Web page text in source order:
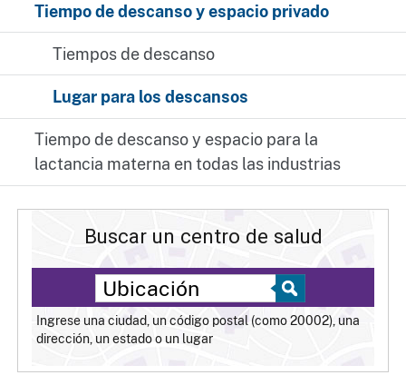
Tiempo de descanso y espacio privado
Tiempos de descanso
Lugar para los descansos
Tiempo de descanso y espacio para la
lactancia materna en todas las industrias
Buscar un centro de salud
Ingrese una ciudad, un código postal (como 20002), una
dirección, un estado o un lugar